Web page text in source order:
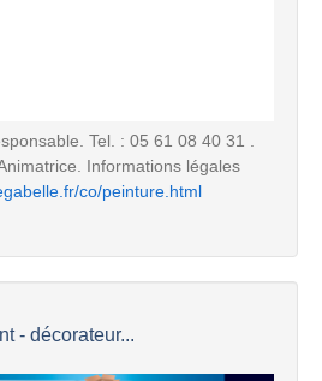
Tel. : 05 61 08 40 31 .
Informations légales
co/peinture.html
- décorateur...